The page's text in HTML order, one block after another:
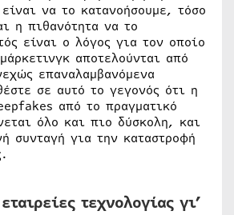
να το κατανοήσουμε, τόσο
η πιθανότητα να το
είναι ο λόγος για τον οποίο
αποτελούνται από
επαναλαμβανόμενα
σε αυτό το γεγονός ότι η
από το πραγματικό
όλο και πιο δύσκολη, και
συνταγή για την καταστροφή
τεχνολογίας γι’